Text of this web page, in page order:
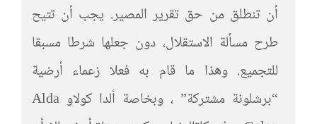
أن تنطلق من حق تقرير المصير. يجب أن تتيح
طرح مسألة الاستقلال، دون جعلها شرطا مسبقا
للتجميع. وهذا ما قام به فعلا زعماء أرضية
“برشلونة مشتركة” ، وبخاصة ألدا كولاو Alda